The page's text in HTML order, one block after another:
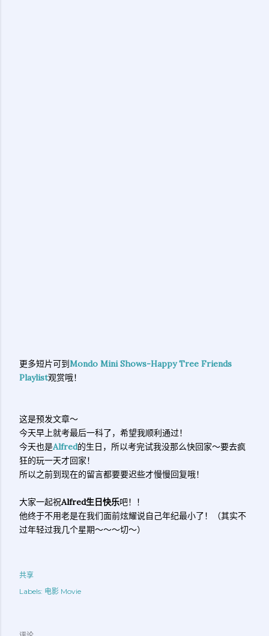
更多短片可到Mondo Mini Shows-Happy Tree Friends
Playlist观赏哦！
这是预发文章～
今天早上就考最后一科了，希望我顺利通过！
今天也是Alfred的生日，所以考完试我没那么快回家～要去疯
狂的玩一天才回家！
所以之前到现在的留言都要要迟些才慢慢回复哦！
大家一起祝Alfred生日快乐吧！！
他终于不用老是在我们面前炫耀说自己年纪最小了！（其实不
过年轻过我几个星期～～～切～）
共享
Labels: 电影 Movie